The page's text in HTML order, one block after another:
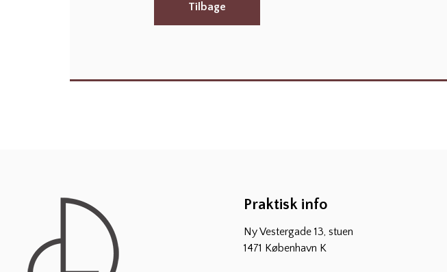
Tilbage
Praktisk info
Ny Vestergade 13, stuen
1471 København K